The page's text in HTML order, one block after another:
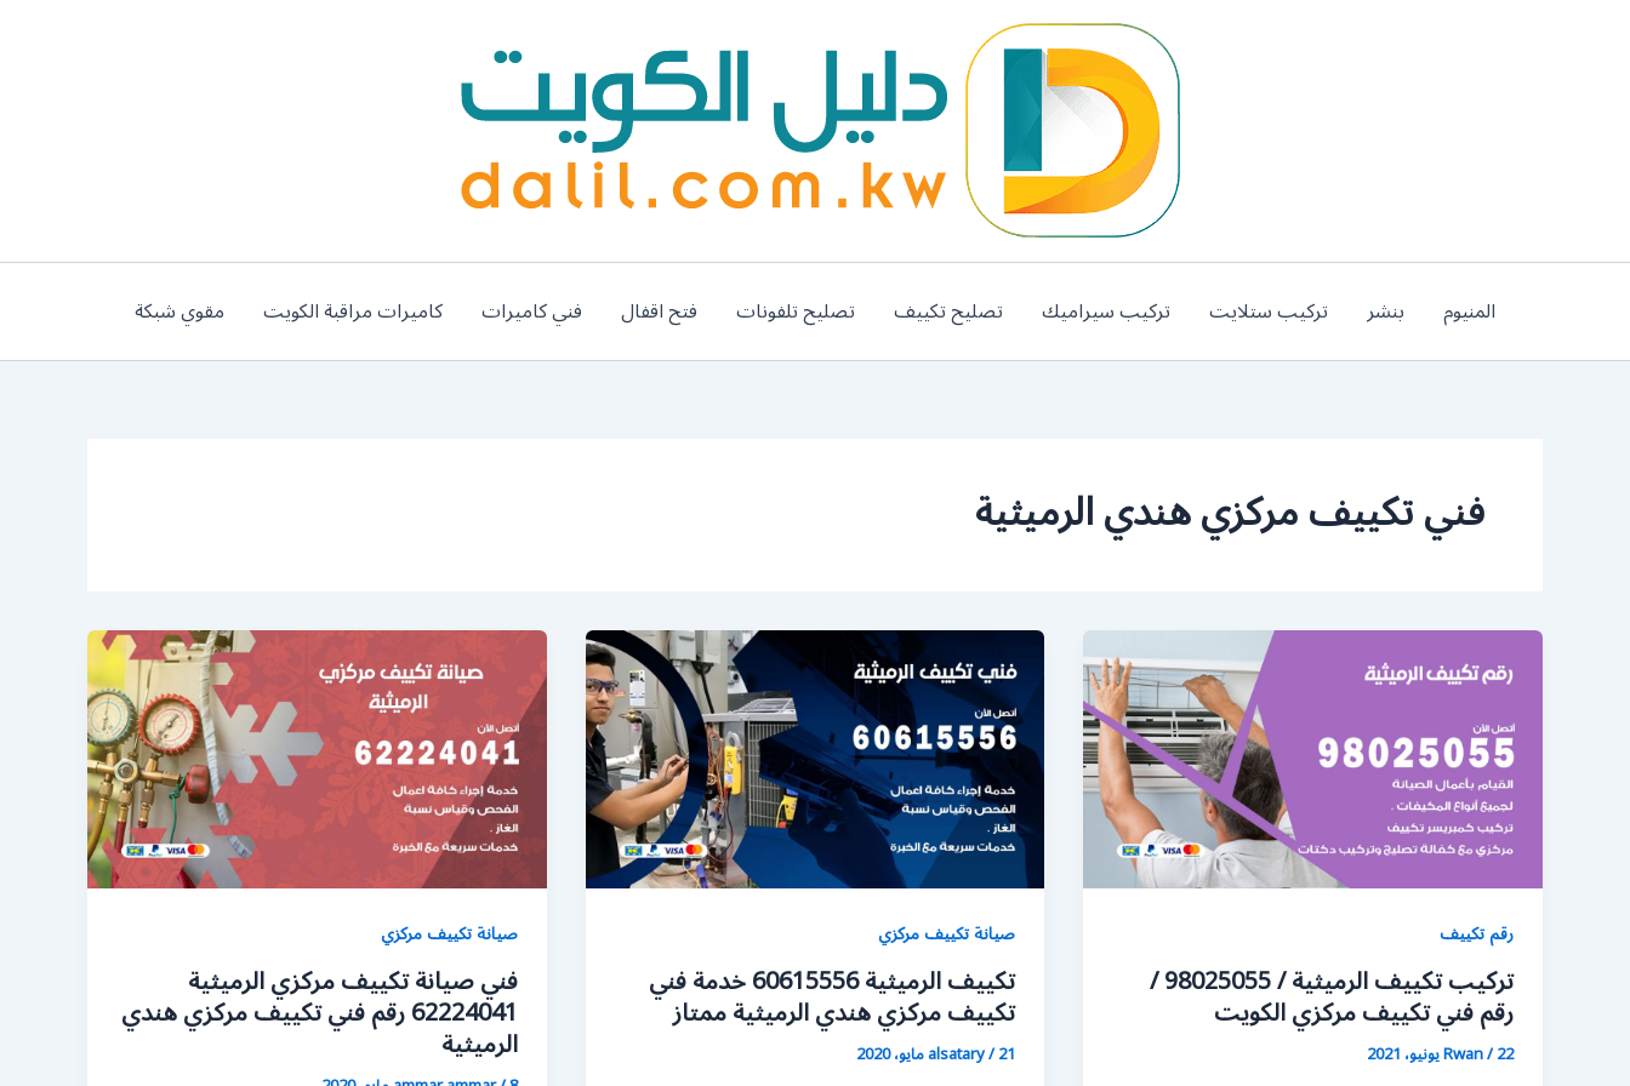
المنيوم بنشر تركيب ستلايت تركيب سيراميك تصليح تكييف تصليح تلفونات فتح اقفال فني كاميرات كاميرات مراقبة الكويت مقوي شبكة
فني تكييف مركزي هندي الرميثية
رقم تكييف
تركيب تكييف الرميثية / 98025055 /
رقم فني تكييف مركزي الكويت
Rwan/22 يونيو، 2021
صيانة تكييف مركزي
تكييف الرميثية 60615556 خدمة فني
تكييف مركزي هندي الرميثية ممتاز
alsatary/21 مايو، 2020
صيانة تكييف مركزي
فني صيانة تكييف مركزي الرميثية
62224041 رقم فني تكييف مركزي هندي
الرميثية